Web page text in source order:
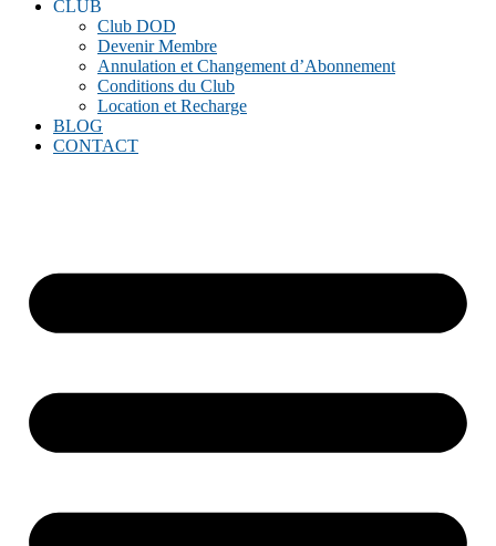
CLUB
Club DOD
Devenir Membre
Annulation et Changement d’Abonnement
Conditions du Club
Location et Recharge
BLOG
CONTACT